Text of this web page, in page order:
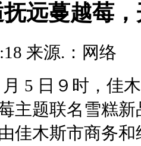
远蔓越莓
来源.：网络
5 日９时，佳木
主题联名雪糕
佳木斯市商务